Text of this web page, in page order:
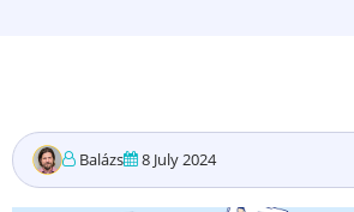
Balázs 8 July 2024